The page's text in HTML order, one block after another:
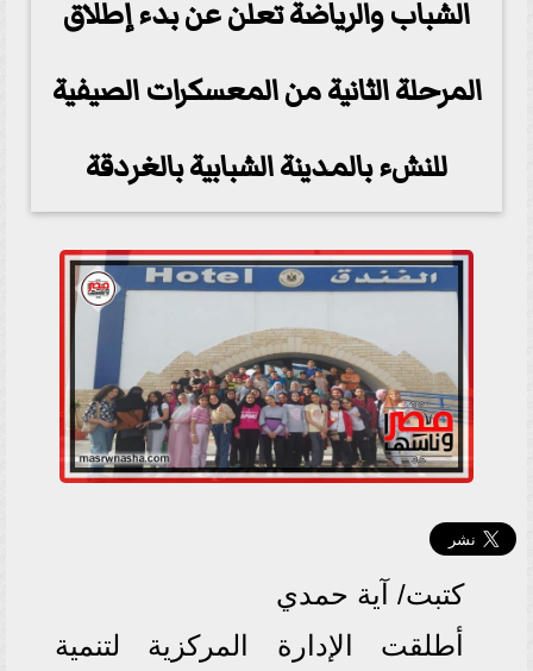
الشباب والرياضة تعلن عن بدء إطلاق
المرحلة الثانية من المعسكرات الصيفية
للنشء بالمدينة الشبابية بالغردقة
كتبت/ آية حمدي
أطلقت الإدارة المركزية لتنمية